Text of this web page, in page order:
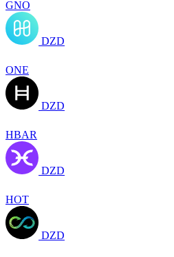
GNO
DZD
ONE
DZD
HBAR
DZD
HOT
DZD